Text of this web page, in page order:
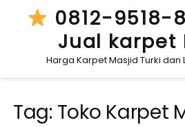
0812-9518-
Jual karpet
Harga Karpet Masjid Turki dan
Tag: Toko Karpet